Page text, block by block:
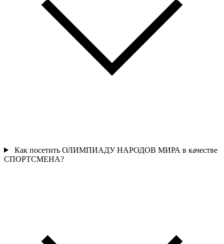
Как посетить ОЛИМПИАДУ НАРОДОВ МИРА в качестве
СПОРТСМЕНА?